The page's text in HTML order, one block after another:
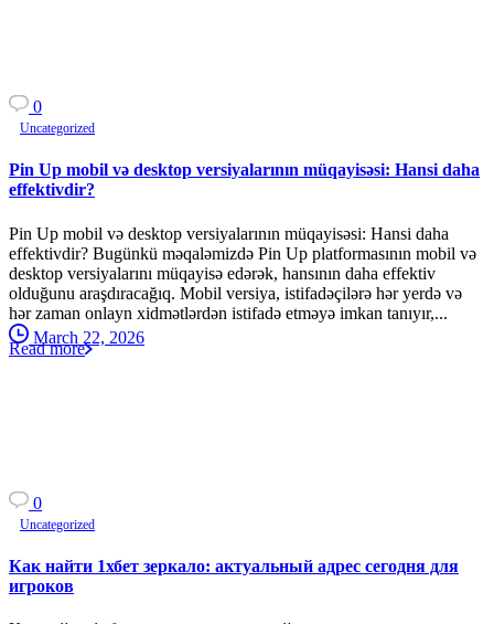
0
Uncategorized
Pin Up mobil və desktop versiyalarının müqayisəsi: Hansi daha
effektivdir?
Pin Up mobil və desktop versiyalarının müqayisəsi: Hansi daha
effektivdir? Bugünkü məqaləmizdə Pin Up platformasının mobil və
desktop versiyalarını müqayisə edərək, hansının daha effektiv
olduğunu araşdıracağıq. Mobil versiya, istifadəçilərə hər yerdə və
hər zaman onlayn xidmətlərdən istifadə etməyə imkan tanıyır,...
March 22, 2026
Read more
0
Uncategorized
Как найти 1хбет зеркало: актуальный адрес сегодня для
игроков